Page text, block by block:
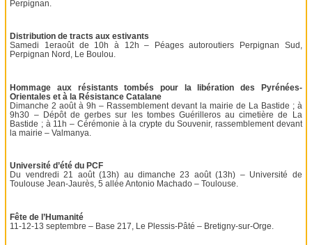
Perpignan.
Distribution de tracts aux estivants
Samedi 1eraoût de 10h à 12h – Péages autoroutiers Perpignan Sud,
Perpignan Nord, Le Boulou.
Hommage aux résistants tombés pour la libération des Pyrénées-
Orientales et à la Résistance Catalane
Dimanche 2 août à 9h – Rassemblement devant la mairie de La Bastide ; à
9h30 – Dépôt de gerbes sur les tombes Guérilleros au cimetière de La
Bastide ; à 11h – Cérémonie à la crypte du Souvenir, rassemblement devant
la mairie – Valmanya.
Université d’été du PCF
Du vendredi 21 août (13h) au dimanche 23 août (13h) – Université de
Toulouse Jean-Jaurès, 5 allée Antonio Machado – Toulouse.
Fête de l’Humanité
11-12-13 septembre – Base 217, Le Plessis-Pâté – Bretigny-sur-Orge.